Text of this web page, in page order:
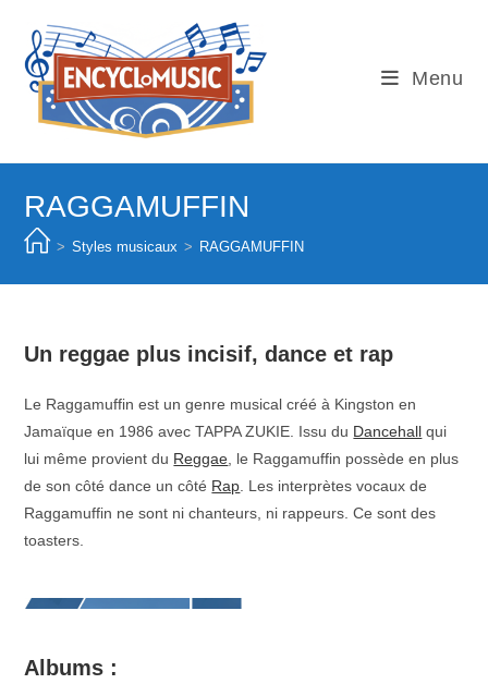
content
Menu
RAGGAMUFFIN
> Styles musicaux > RAGGAMUFFIN
Un reggae plus incisif, dance et rap
Le Raggamuffin est un genre musical créé à Kingston en
Jamaïque en 1986 avec TAPPA ZUKIE. Issu du Dancehall qui
lui même provient du Reggae , le Raggamuffin possède en plus
de son côté dance un côté Rap . Les interprètes vocaux de
Raggamuffin ne sont ni chanteurs, ni rappeurs. Ce sont des
toasters.
Albums :